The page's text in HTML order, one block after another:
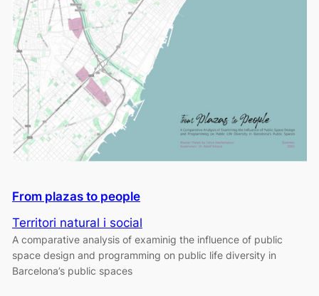
From plazas to people
Territori natural i social
A comparative analysis of examinig the influence of public
space design and programming on public life diversity in
Barcelona’s public spaces